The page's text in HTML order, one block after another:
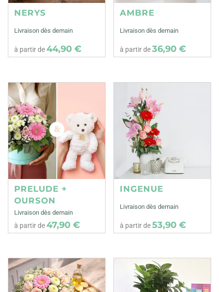
NERYS
Livraison dès demain
à partir de44,90 €
AMBRE
Livraison dès demain
à partir de36,90 €
PRELUDE +
OURSON
Livraison dès demain
à partir de47,90 €
INGENUE
Livraison dès demain
à partir de53,90 €